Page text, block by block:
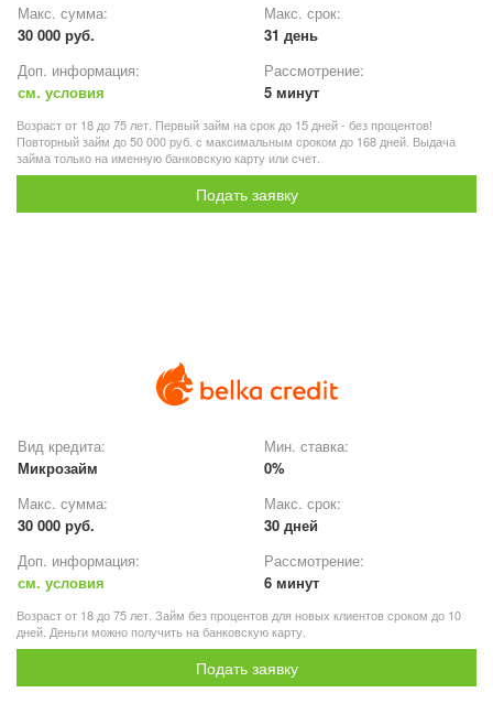
Макс. сумма:
30 000 руб.
Макс. срок:
31 день
Доп. информация:
см. условия
Рассмотрение:
5 минут
Возраст от 18 до 75 лет. Первый займ на срок до 15 дней - без процентов!
Повторный займ до 50 000 руб. с максимальным сроком до 168 дней. Выдача
займа только на именную банковскую карту или счет.
Подать заявку
Вид кредита:
Микрозайм
Мин. ставка:
0%
Макс. сумма:
30 000 руб.
Макс. срок:
30 дней
Доп. информация:
см. условия
Рассмотрение:
6 минут
Возраст от 18 до 75 лет. Займ без процентов для новых клиентов сроком до 10
дней. Деньги можно получить на банковскую карту.
Подать заявку